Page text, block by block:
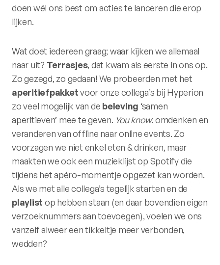
doen wél ons best om acties te lanceren die erop
lijken.
Wat doet iedereen graag; waar kijken we allemaal
naar uit? Terrasjes, dat kwam als eerste in ons op.
Zo gezegd, zo gedaan! We probeerden met het
aperitiefpakketvoor onze collega’s bij Hyperion
zo veel mogelijk van de beleving ‘samen
aperitieven’ mee te geven. You know: omdenken en
veranderen van offline naar online events. Zo
voorzagen we niet enkel eten & drinken, maar
maakten we ook een muzieklijst op Spotify die
tijdens het apéro-momentje opgezet kan worden.
Als we met alle collega’s tegelijk starten en de
playlist op hebben staan (en daar bovendien eigen
verzoeknummers aan toevoegen), voelen we ons
vanzelf alweer een tikkeltje meer verbonden,
wedden?